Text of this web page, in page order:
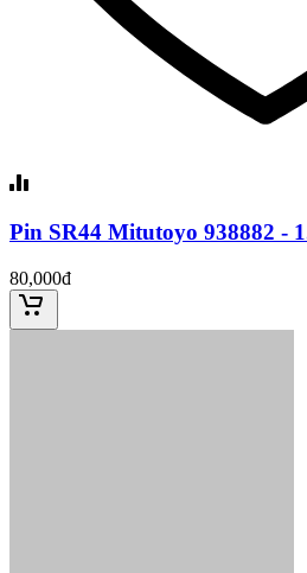
Pin SR44 Mitutoyo 938882 -
80,000đ